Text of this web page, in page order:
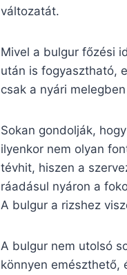
változatát.
Mivel a bulgur főzési
után is fogyasztható,
csak a nyári
Sokan gondolják,
ilyenkor nem olyan
tévhit, hiszen a
ráadásul nyáron a
A bulgur a rizshez
A bulgur nem utolsó
könnyen emészthető,